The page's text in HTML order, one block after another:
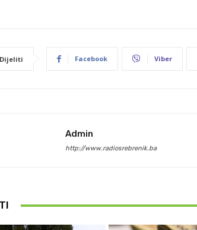
Dijeliti Facebook Viber
Admin
http://www.radiosrebrenik.ba